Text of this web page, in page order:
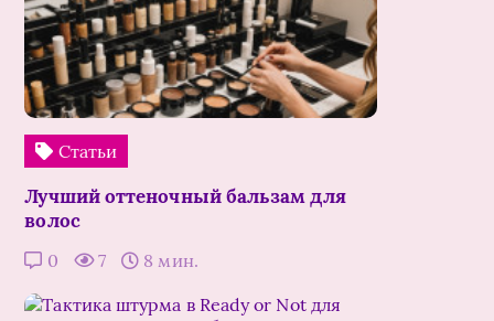
Статьи
Лучший оттеночный бальзам для
волос
0 7 8 мин.